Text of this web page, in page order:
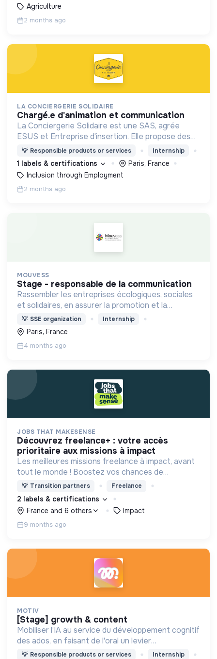
Agriculture
2 months ago
LA CONCIERGERIE SOLIDAIRE
chargé.e d'animation et communication
La Conciergerie Solidaire est une SAS, agrée
ESUS et Entreprise d'insertion. Elle propose des
services de conciergerie locaux et solidaires dans
les entreprises, Tiers Lieux et Quartiers.
💡 Responsible products or services Internship
1 labels & certifications
Paris, France
Inclusion through Employment
2 months ago
MOUVESS
stage - responsable de la communication
Rassembler les entreprises écologiques, sociales
et solidaires, en assurer la promotion et la
représentation auprès des pouvoirs publics et de
la société dans son ensemble, et en animer la
communauté.
💡 SSE organization Internship
Paris, France
4 months ago
JOBS THAT MAKESENSE
découvrez freelance+ : votre accès
prioritaire aux missions à impact
Les meilleures missions freelance à impact, avant
tout le monde ! Boostez vos chances de
décrocher des missions à fort impact en
rejoignant le plus grand réseau de structures
engagées.
💡 Transition partners Freelance
2 labels & certifications
France and 6 others
Impact
9 months ago
MOTIV
[stage] growth & content
Mobiliser l’IA au service du développement cognitif
des ados, en faisant de l'oral un levier
d'émancipation pour toute une génération !
💡 Responsible products or services Internship